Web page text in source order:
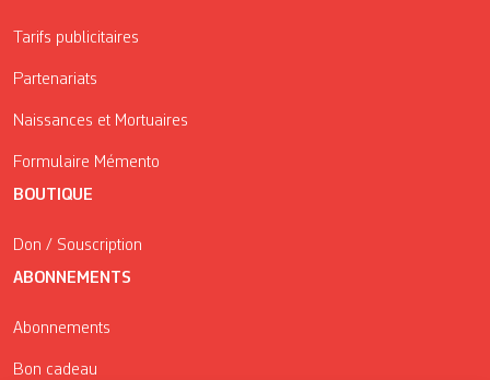
Tarifs publicitaires
Partenariats
Naissances et Mortuaires
Formulaire Mémento
BOUTIQUE
Don / Souscription
ABONNEMENTS
Abonnements
Bon cadeau